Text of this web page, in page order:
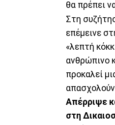
θα πρέπει
Στη
επέμεινε
«λεπτή
ανθρώπινο
προκαλεί
Απέρριψε
στη